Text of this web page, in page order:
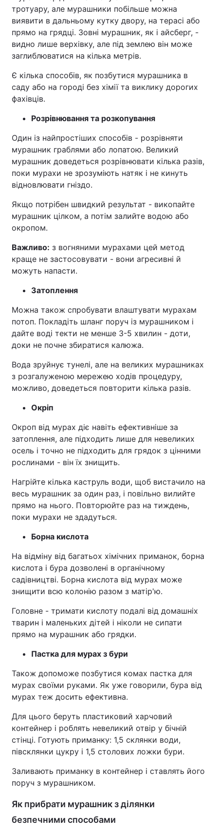
тротуару, але мурашники побільше можна
виявити в дальньому кутку двору, на терасі або
прямо на грядці. Зовні мурашник, як і айсберг, -
видно лише верхівку, але під землею він може
заглиблюватися на кілька метрів.
Є кілька способів, як позбутися мурашника в
саду або на городі без хімії та виклику дорогих
фахівців.
Розрівнювання та розкопування
Один із найпростіших способів - розрівняти
мурашник граблями або лопатою. Великий
мурашник доведеться розрівнювати кілька разів,
поки мурахи не зрозуміють натяк і не кинуть
відновлювати гніздо.
Якщо потрібен швидкий результат - викопайте
мурашник цілком, а потім залийте водою або
окропом.
Важливо: з вогняними мурахами цей метод
краще не застосовувати - вони агресивні й
можуть напасти.
Затоплення
Можна також спробувати влаштувати мурахам
потоп. Покладіть шланг поруч із мурашником і
дайте воді текти не менше 3-5 хвилин - доти,
доки не почне збиратися калюжа.
Вода зруйнує тунелі, але на великих мурашниках
з розгалуженою мережею ходів процедуру,
можливо, доведеться повторити кілька разів.
Окріп
Окроп від мурах діє навіть ефективніше за
затоплення, але підходить лише для невеликих
осель і точно не підходить для грядок з цінними
рослинами - він їх знищить.
Нагрійте кілька каструль води, щоб вистачило на
весь мурашник за один раз, і повільно вилийте
прямо на нього. Повторюйте раз на тиждень,
поки мурахи не здадуться.
Борна кислота
На відміну від багатьох хімічних приманок, борна
кислота і бура дозволені в органічному
садівництві. Борна кислота від мурах може
знищити всю колонію разом з матір'ю.
Головне - тримати кислоту подалі від домашніх
тварин і маленьких дітей і ніколи не сипати
прямо на мурашник або грядки.
Пастка для мурах з бури
Також допоможе позбутися комах пастка для
мурах своїми руками. Як уже говорили, бура від
мурах теж досить ефективна.
Для цього беруть пластиковий харчовий
контейнер і роблять невеликий отвір у бічній
стінці. Готують приманку: 1,5 склянки води,
півсклянки цукру і 1,5 столових ложки бури.
Заливають приманку в контейнер і ставлять його
поруч з мурашником.
Як прибрати мурашник з ділянки
безпечними способами